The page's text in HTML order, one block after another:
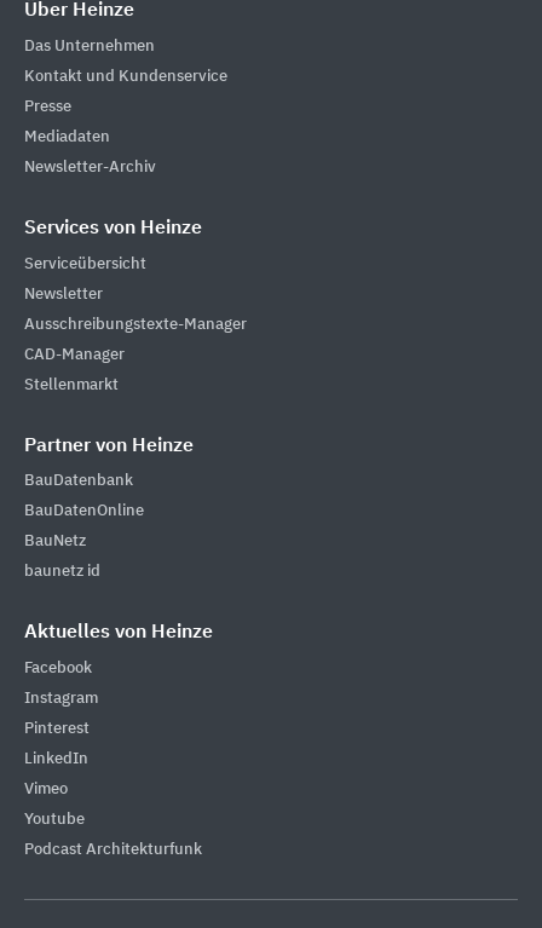
Über Heinze
Das Unternehmen
Kontakt und Kundenservice
Presse
Mediadaten
Newsletter-Archiv
Services von Heinze
Serviceübersicht
Newsletter
Ausschreibungstexte-Manager
CAD-Manager
Stellenmarkt
Partner von Heinze
BauDatenbank
BauDatenOnline
BauNetz
baunetz id
Aktuelles von Heinze
Facebook
Instagram
Pinterest
LinkedIn
Vimeo
Youtube
Podcast Architekturfunk